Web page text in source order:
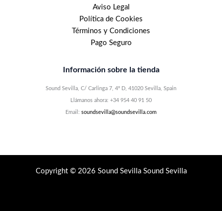
Aviso Legal
Política de Cookies
Términos y Condiciones
Pago Seguro
Información sobre la tienda
Sound Sevilla, C/ Carlinga 7, 4º D, 41020 Sevilla, Spain
Llámanos ahora: +34 954 40 91 50
Email: soundsevilla@soundsevilla.com
Copyright © 2026 Sound Sevilla Sound Sevilla